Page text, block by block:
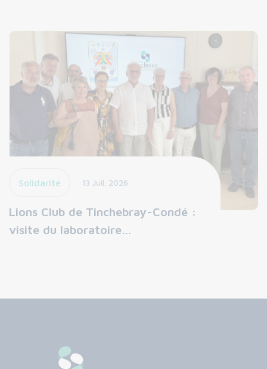
Solidarité 13 Juil. 2026
Lions Club de Tinchebray-Condé :
visite du laboratoire…